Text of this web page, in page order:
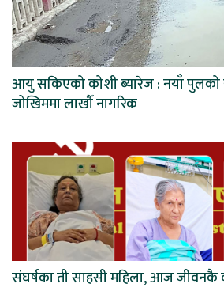
आयु सकिएको कोशी ब्यारेज : नयाँ पुलको
जोखिममा लाखौँ नागरिक
संघर्षका ती साहसी महिला, आज जीवनकै